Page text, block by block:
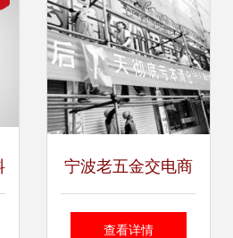
宁波老五金交电商
店拆迁 半个世纪的
查看详情